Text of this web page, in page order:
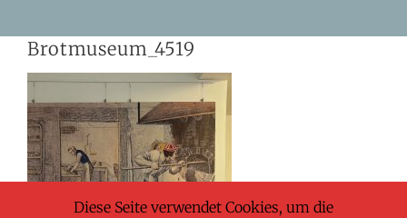
content
Brotmuseum_4519
Diese Seite verwendet Cookies, um die